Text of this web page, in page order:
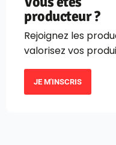
producteur ?
Rejoignez les
valorisez vos
JE M'INSCRIS